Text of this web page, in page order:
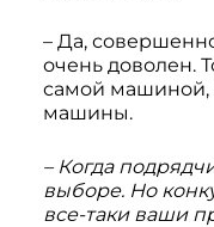
– Да,
очень доволен.
самой машиной,
машины.
– Когда
выборе. Но
все-таки ваши